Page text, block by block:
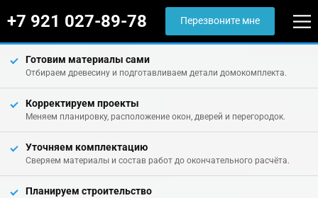
+7 921 027-89-78 Перезвоните мне
Готовим материалы сами
Отбираем древесину и подготавливаем детали домокомплекта.
Корректируем проекты
Меняем планировку, расположение окон, дверей и перегородок.
Уточняем комплектацию
Сверяем материалы и состав работ до окончательного расчёта.
Планируем строительство